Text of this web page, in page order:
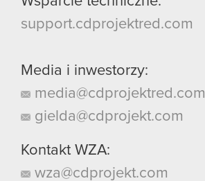
support.cdprojektred.com
Media i inwestorzy:
media@cdprojektred.com
gielda@cdprojekt.com
Kontakt WZA:
wza@cdprojekt.com